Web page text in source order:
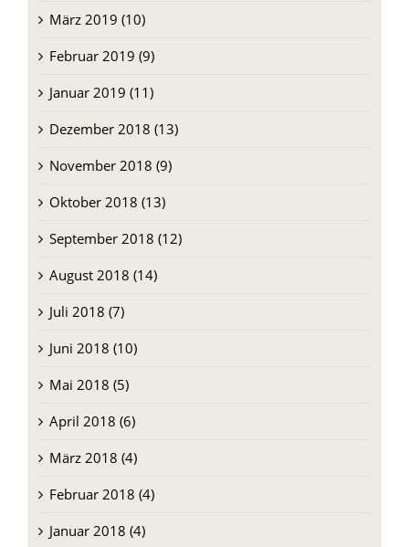
März 2019 (10)
Februar 2019 (9)
Januar 2019 (11)
Dezember 2018 (13)
November 2018 (9)
Oktober 2018 (13)
September 2018 (12)
August 2018 (14)
Juli 2018 (7)
Juni 2018 (10)
Mai 2018 (5)
April 2018 (6)
März 2018 (4)
Februar 2018 (4)
Januar 2018 (4)